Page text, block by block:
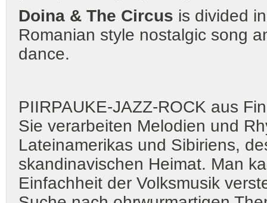
Doina & The Circus is divided
Romanian style nostalgic song
dance.
PIIRPAUKE-JAZZ-ROCK aus
Sie verarbeiten Melodien und
Lateinamerikas und Sibiriens,
skandinavischen Heimat. Man
Einfachheit der Volksmusik